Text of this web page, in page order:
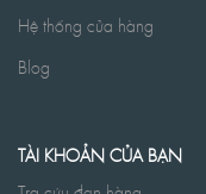
Hệ thống cửa hàng
Blog
TÀI KHOẢN CỦA BẠN
Tra cứu đơn hàng